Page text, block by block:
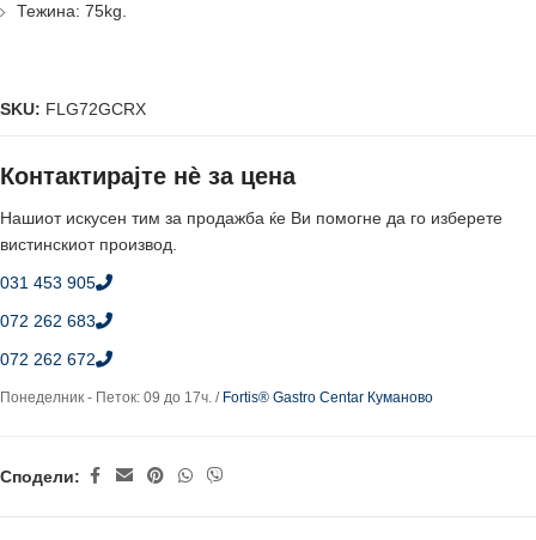
Тежина: 75kg.
SKU: FLG72GCRX
Контактирајте нè за цена
Нашиот искусен тим за продажба ќе Ви помогне да го изберете
вистинскиот производ.
031 453 905
072 262 683
072 262 672
Понеделник - Петок: 09 до 17ч. / Fortis® Gastro Centar Куманово
Сподели: